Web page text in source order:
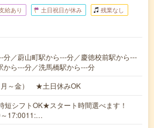
給あり 土日祝日が休み 残業なし
分／蔚山町駅から---分／慶徳校前駅から---
から---分／洗馬橋駅から---分
月～金） ★土日休みOK
シフトOK★スタート時間選べます！
17:0011:…